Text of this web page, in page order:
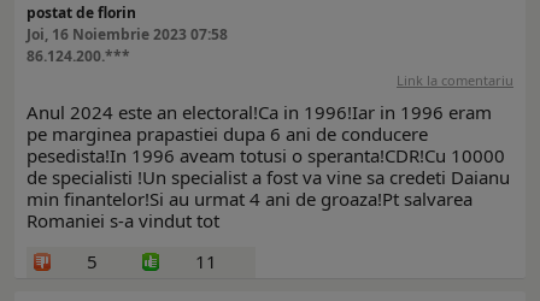
postat de florin
Joi, 16 Noiembrie 2023 07:58
86.124.200.***
Link la comentariu
Anul 2024 este an electoral!Ca in 1996!Iar in 1996 eram
pe marginea prapastiei dupa 6 ani de conducere
pesedista!In 1996 aveam totusi o speranta!CDR!Cu 10000
de specialisti !Un specialist a fost va vine sa credeti Daianu
min finantelor!Si au urmat 4 ani de groaza!Pt salvarea
Romaniei s-a vindut tot
5
11